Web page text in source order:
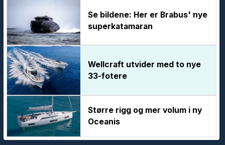
Se bildene: Her er Brabus' nye
superkatamaran
Wellcraft utvider med to nye
33-fotere
Større rigg og mer volum i ny
Oceanis